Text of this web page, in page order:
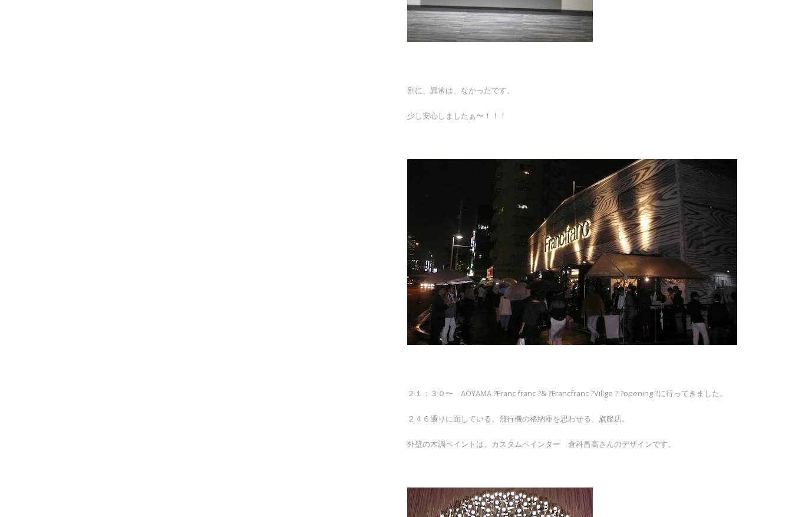
別に、異常は、なかったです。
少し安心しましたぁ〜！！！
２１：３０〜 AOYAMA ?Franc franc ?& ?Francfranc ?Villge ? ?opening ?に行ってきました。
２４６通りに面している、飛行機の格納庫を思わせる、旗艦店。
外壁の木調ペイントは、カスタムペインター 倉科昌高さんのデザインです。